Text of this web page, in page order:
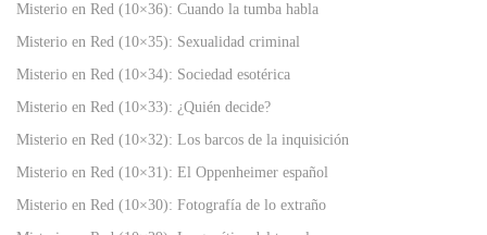
Misterio en Red (10×36): Cuando la tumba habla
Misterio en Red (10×35): Sexualidad criminal
Misterio en Red (10×34): Sociedad esotérica
Misterio en Red (10×33): ¿Quién decide?
Misterio en Red (10×32): Los barcos de la inquisición
Misterio en Red (10×31): El Oppenheimer español
Misterio en Red (10×30): Fotografía de lo extraño